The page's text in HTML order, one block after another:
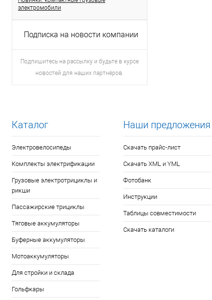
электромобили
Подписка на новости компании
Подпишитесь на рассылку и будьте в курсе
новостей для наших партнёров.
Каталог
Электровелосипеды
Комплекты электрификации
Грузовые электротрициклы и
рикши
Пассажирские трициклы
Тяговые аккумуляторы
Буферные аккумуляторы
Мотоаккумуляторы
Для стройки и склада
Гольфкары
Наши предложения
Скачать прайс-лист
Скачать XML и YML
Фотобанк
Инструкции
Таблицы совместимости
Скачать каталоги